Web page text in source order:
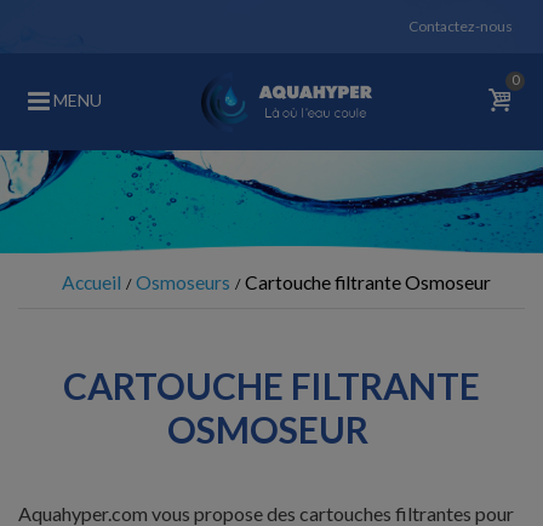
Contactez-nous
MENU
0
Accueil Osmoseurs Cartouche filtrante Osmoseur
CARTOUCHE FILTRANTE
OSMOSEUR
Aquahyper.com vous propose des cartouches filtrantes pour